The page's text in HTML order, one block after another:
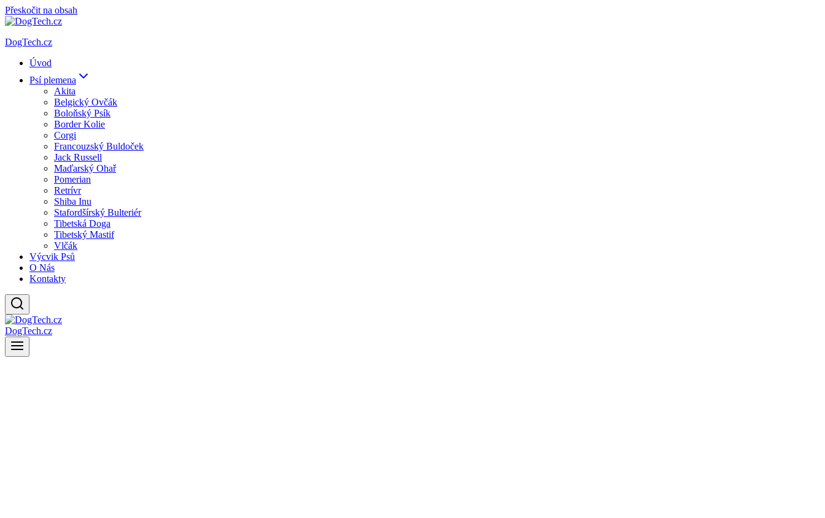
Přeskočit na obsah
DogTech.cz
Úvod
Psí plemena
Akita
Belgický Ovčák
Boloňský Psík
Border Kolie
Corgi
Francouzský Buldoček
Jack Russell
Maďarský Ohař
Pomerian
Retrívr
Shiba Inu
Stafordšírský Bulteriér
Tibetská Doga
Tibetský Mastif
Vlčák
Výcvik Psů
O Nás
Kontakty
DogTech.cz